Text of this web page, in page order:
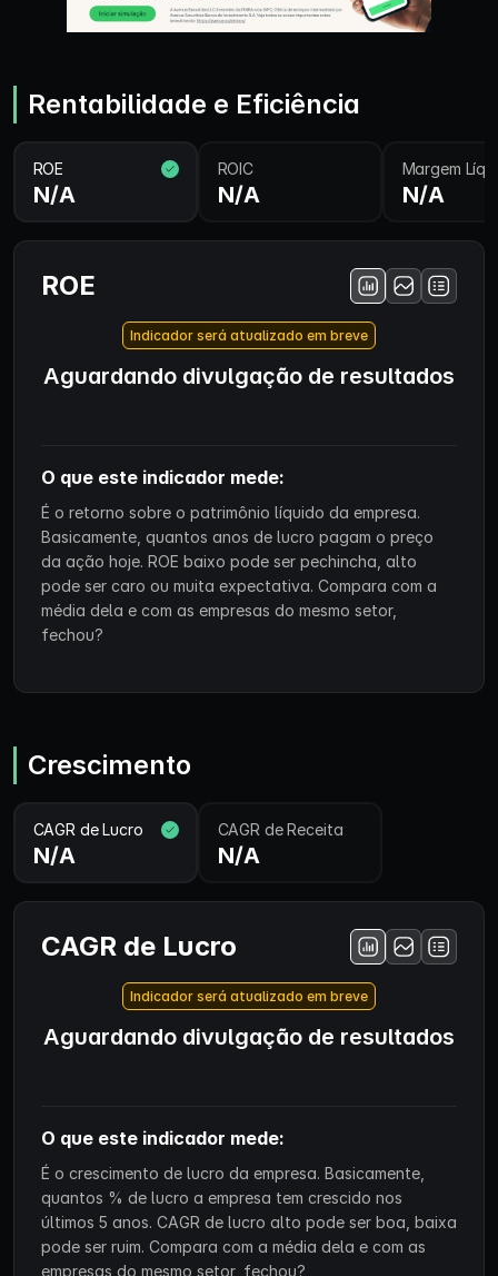
Rentabilidade e Eficiência
ROE
N/A
ROIC
N/A
Margem
N/A
ROE
Indicador será atualizado em breve
Aguardando divulgação de resultados
O que este indicador mede:
É o retorno sobre o patrimônio líquido da empresa.
Basicamente, quantos anos de lucro pagam o preço
da ação hoje. ROE baixo pode ser pechincha, alto
pode ser caro ou muita expectativa. Compara com a
média dela e com as empresas do mesmo setor,
fechou?
Crescimento
CAGR de Lucro
N/A
CAGR de Receita
N/A
CAGR de Lucro
Indicador será atualizado em breve
Aguardando divulgação de resultados
O que este indicador mede:
É o crescimento de lucro da empresa. Basicamente,
quantos % de lucro a empresa tem crescido nos
últimos 5 anos. CAGR de lucro alto pode ser boa, baixa
pode ser ruim. Compara com a média dela e com as
empresas do mesmo setor, fechou?